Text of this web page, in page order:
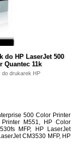
do HP LaserJet 500
Quantec 11k
do drukarek HP
500 Color Printer
M551, HP Color
MFP, HP LaserJet
CM3530 MFP, HP